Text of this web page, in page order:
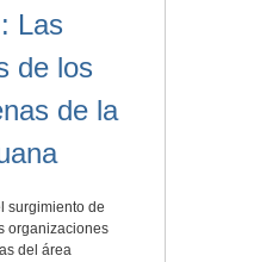
Las
de los
de la
surgimiento de
organizaciones
del área